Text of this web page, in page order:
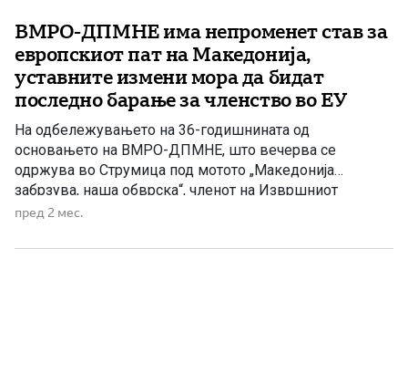
ВМРО-ДПМНЕ има непроменет став за
европскиот пат на Македонија,
уставните измени мора да бидат
последно барање за членство во ЕУ
На одбележувањето на 36-годишнината од
основањето на ВМРО-ДПМНЕ, што вечерва се
одржува во Струмица под мотото „Македонија
забрзува, наша обврска“, членот на Извршниот
комитет на ВМРО-ДПМНЕ, Дафина Стојаноска, порача
формирана пред повеќе од три децении и продолжува
пред 2 мес.